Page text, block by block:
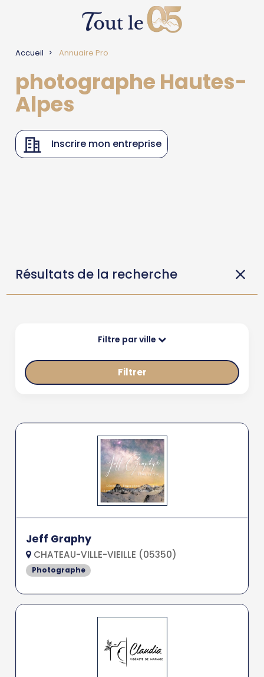
Accueil Annuaire Pro
photographe Hautes-
Alpes
Inscrire mon entreprise
Résultats de la recherche
Filtre par ville
Filtrer
Jeff Graphy
CHATEAU-VILLE-VIEILLE (05350)
Photographe